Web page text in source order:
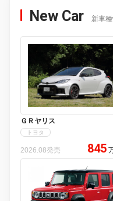
New Car 新車
ＧＲヤリス
トヨタ
2026.08発売 845